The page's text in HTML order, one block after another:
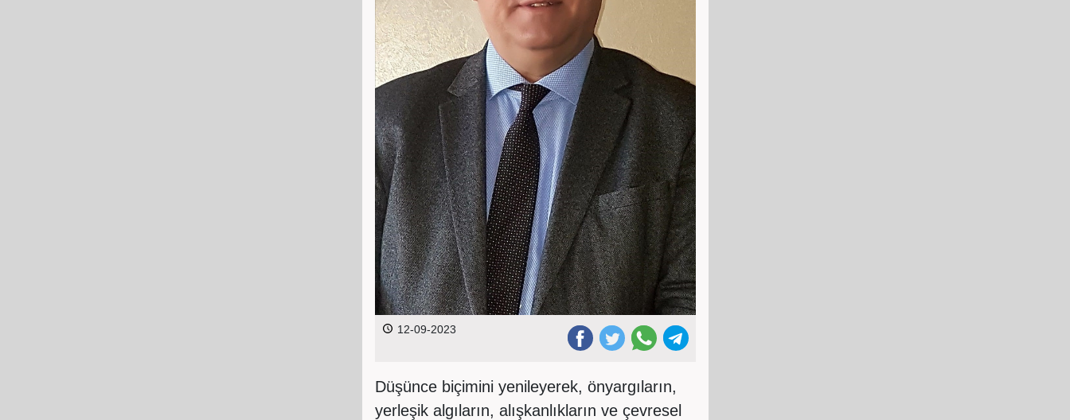
12-09-2023
Düşünce biçimini yenileyerek, önyargıların,
yerleşik algıların, alışkanlıkların ve çevresel